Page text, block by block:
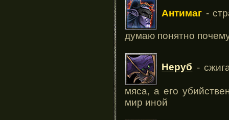
Антимаг-
думаю понятно
Неруб -
мяса, а его
мир иной